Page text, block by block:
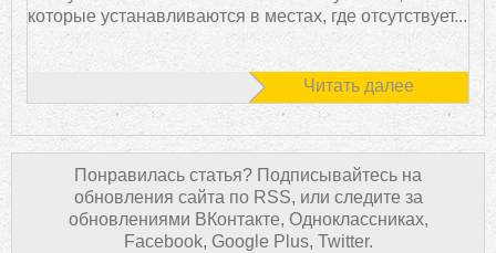
которые устанавливаются в местах, где отсутствует...
Читать далее
Понравилась статья? Подписывайтесь на
обновления сайта по RSS, или следите за
обновлениями ВКонтакте, Одноклассниках,
Facebook, Google Plus, Twitter.